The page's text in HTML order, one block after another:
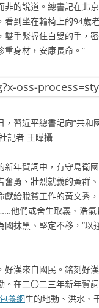
非的說道。總書記在北
看到坐在輪椅上的94歲
雙手緊握住白叟的手，
重身材，安康長命。”
習近平總書記向“共和
記者 王曄攝
新年賀詞中，有守島衛
奮勇、壯烈就義的黃群
獻給脫貧工作的黃文秀
他們或舍生取義、浩氣
國抹黑、堅定不移，“以
好漢來自國民。銘刻好
。在二〇二三年新年賀
包養網生的地動、洪水、